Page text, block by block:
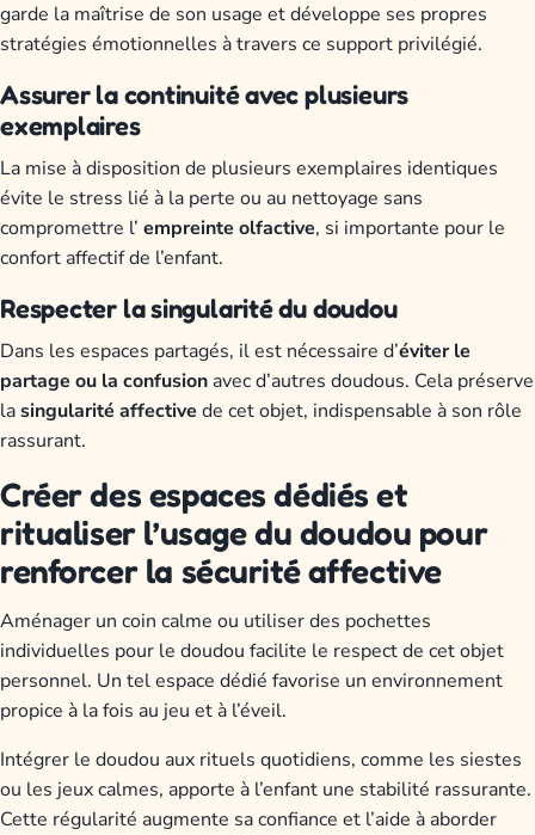
garde la maîtrise de son usage et développe ses propres
stratégies émotionnelles à travers ce support privilégié.
Assurer la continuité avec plusieurs
exemplaires
La mise à disposition de plusieurs exemplaires identiques
évite le stress lié à la perte ou au nettoyage sans
compromettre l’ empreinte olfactive, si importante pour le
confort affectif de l’enfant.
Respecter la singularité du doudou
Dans les espaces partagés, il est nécessaire d’éviter le
partage ou la confusion avec d’autres doudous. Cela préserve
lasingularité affective de cet objet, indispensable à son rôle
rassurant.
Créer des espaces dédiés et
ritualiser l’usage du doudou pour
renforcer la sécurité affective
Aménager un coin calme ou utiliser des pochettes
individuelles pour le doudou facilite le respect de cet objet
personnel. Un tel espace dédié favorise un environnement
propice à la fois au jeu et à l’éveil.
Intégrer le doudou aux rituels quotidiens, comme les siestes
ou les jeux calmes, apporte à l’enfant une stabilité rassurante.
Cette régularité augmente sa confiance et l’aide à aborder